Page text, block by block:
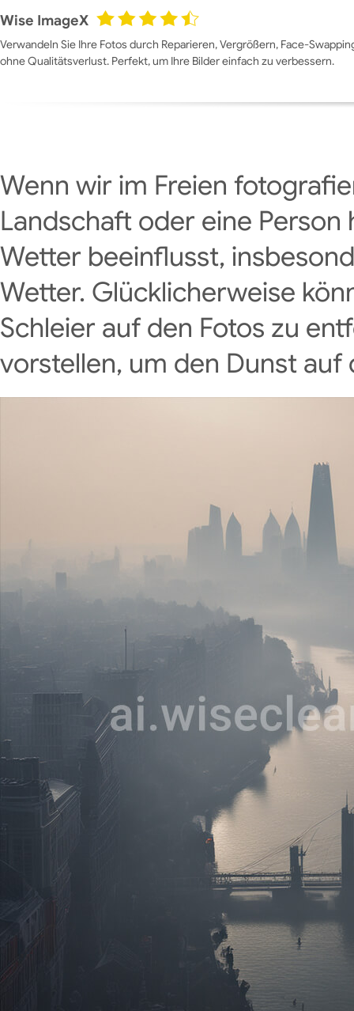
Wise ImageX
Verwandeln Sie Ihre Fotos durch Reparieren, Vergrößern, Face-
ohne Qualitätsverlust. Perfekt, um Ihre Bilder einfach zu verbessern.
Wenn wir im Freien
Landschaft oder eine
Wetter beeinflusst,
Wetter. Glücklicherweise
Schleier auf den Fotos zu
vorstellen, um den Dunst